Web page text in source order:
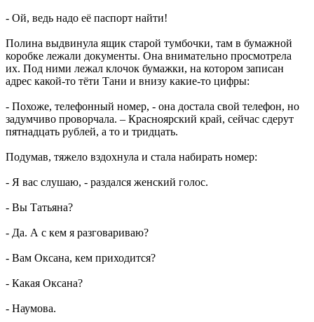
- Ой, ведь надо её паспорт найти!
Полина выдвинула ящик старой тумбочки, там в бумажной
коробке лежали документы. Она внимательно просмотрела
их. Под ними лежал клочок бумажки, на котором записан
адрес какой-то тёти Тани и внизу какие-то цифры:
- Похоже, телефонный номер, - она достала свой телефон, но
задумчиво проворчала. – Красноярский край, сейчас сдерут
пятнадцать рублей, а то и тридцать.
Подумав, тяжело вздохнула и стала набирать номер:
- Я вас слушаю, - раздался женский голос.
- Вы Татьяна?
- Да. А с кем я разговариваю?
- Вам Оксана, кем приходится?
- Какая Оксана?
- Наумова.